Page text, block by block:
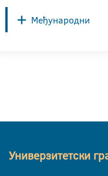
Међународни
Универзитетски